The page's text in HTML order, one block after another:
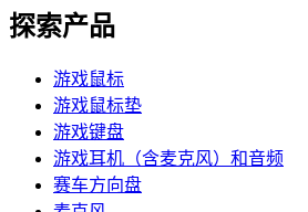
探索产品
游戏鼠标
游戏鼠标垫
游戏键盘
游戏耳机（含麦克风）和音频
赛车方向盘